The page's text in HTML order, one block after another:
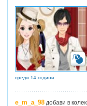
преди 14 години
e_m_a_98 добави в